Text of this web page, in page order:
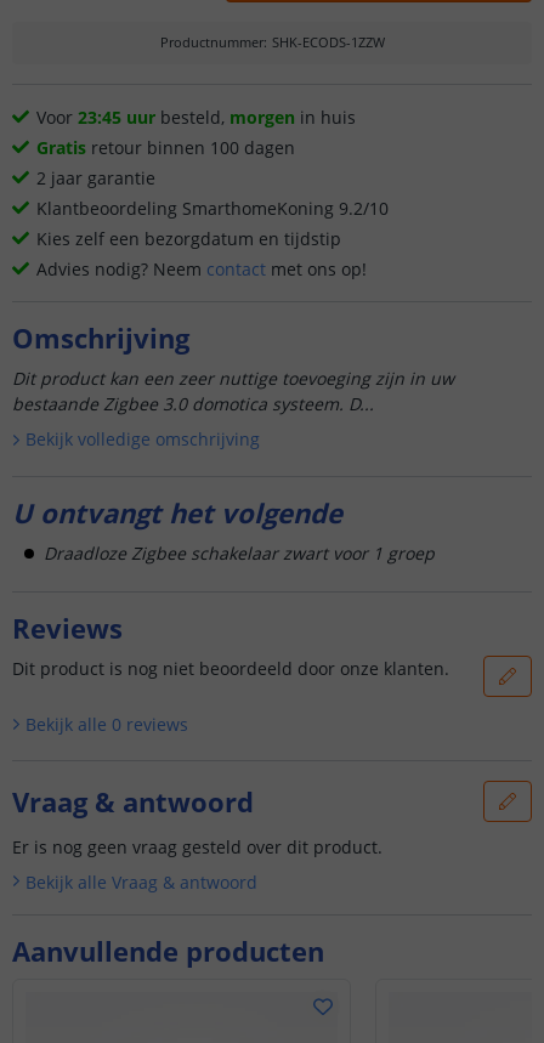
Productnummer: SHK-ECODS-1ZZW
Voor 23:45 uur besteld, morgen in huis
Gratis retour binnen 100 dagen
2 jaar garantie
Klantbeoordeling SmarthomeKoning 9.2/10
Kies zelf een bezorgdatum en tijdstip
Advies nodig? Neem contact met ons op!
Omschrijving
Dit product kan een zeer nuttige toevoeging zijn in uw
bestaande Zigbee 3.0 domotica systeem. D...
Bekijk volledige omschrijving
U ontvangt het volgende
Draadloze Zigbee schakelaar zwart voor 1 groep
Aanvullende producten
Reviews
Dit product is nog niet beoordeeld door onze klanten.
Bekijk alle 0 reviews
Vraag & antwoord
Er is nog geen vraag gesteld over dit product.
Bekijk alle Vraag & antwoord